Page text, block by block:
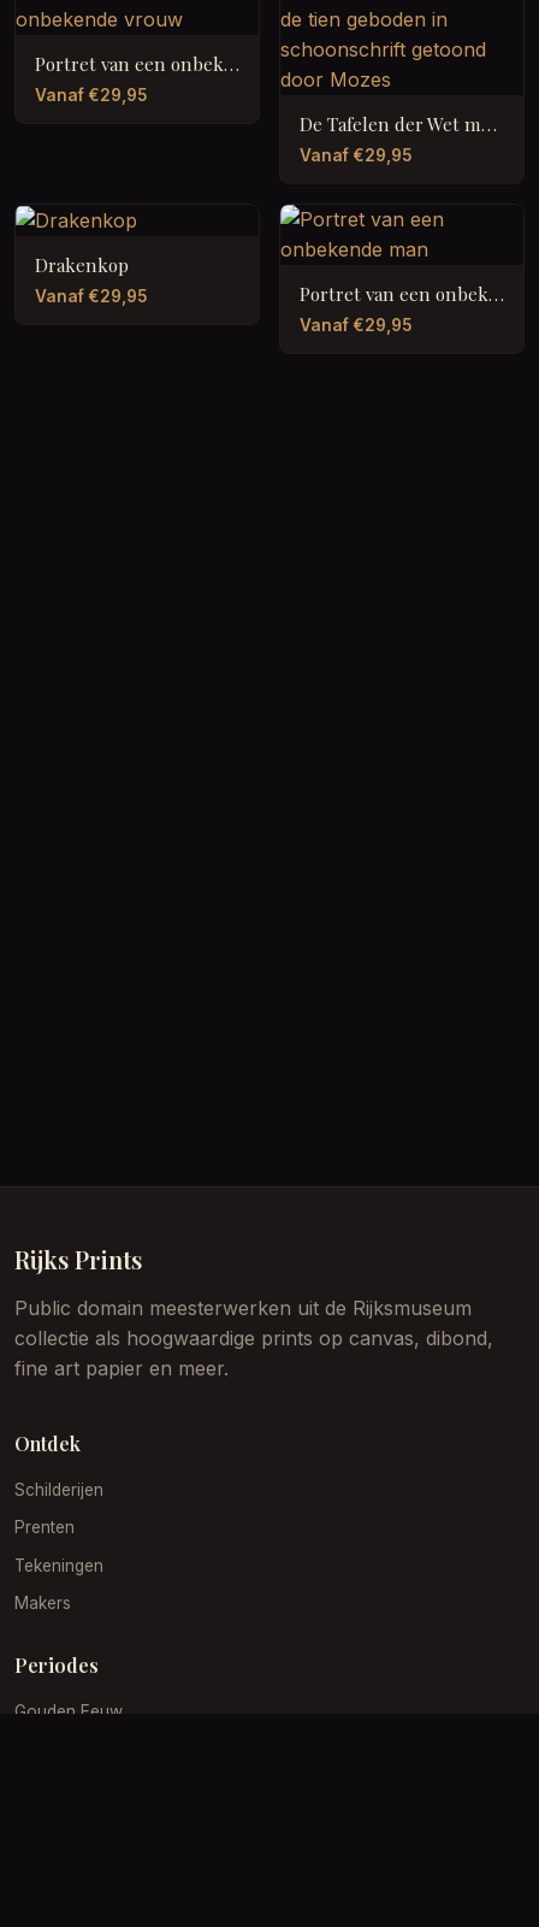
Portret van een onbekende vrouw
Vanaf €29,95
De Tafelen der Wet met de tien geboden in schoonschrift getoond door Mozes
Vanaf €29,95
Drakenkop
Vanaf €29,95 Portret van een onbekende man
Vanaf €29,95
Rijks Prints
Public domain meesterwerken uit de Rijksmuseum
collectie als hoogwaardige prints op canvas, dibond,
fine art papier en meer.
Ontdek
Schilderijen
Prenten
Tekeningen
Makers
Periodes
Gouden Eeuw